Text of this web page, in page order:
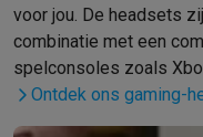
voor jou. De headsets
combinatie met een
spelconsoles zoals
Ontdek ons gaming-